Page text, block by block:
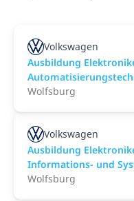
Volkswagen
Ausbildung
Wolfsburg
Volkswagen
Ausbildung
Informations- und
Wolfsburg